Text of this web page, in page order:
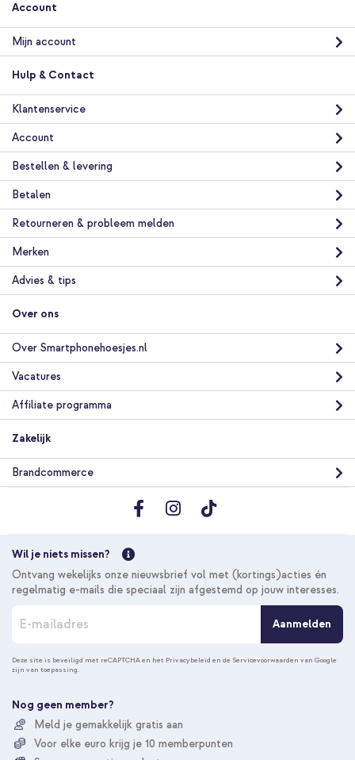
Account
Mijn account
Hulp & Contact
Klantenservice
Account
Bestellen & levering
Betalen
Retourneren & probleem melden
Merken
Advies & tips
Over ons
Over Smartphonehoesjes.nl
Vacatures
Affiliate programma
Zakelijk
Brandcommerce
Wil je niets missen?
Ontvang wekelijks onze nieuwsbrief vol met (kortings)acties én
regelmatig e-mails die speciaal zijn afgestemd op jouw interesses.
n
n
e
u
o
Aanmelden
Deze site is beveiligd met reCAPTCHA en het Privacybeleid en de Servicevoorwaarden van Google
zijn van toepassing.
Nog geen member?
Meld je gemakkelijk gratis aan
Voor elke euro krijg je 10 memberpunten